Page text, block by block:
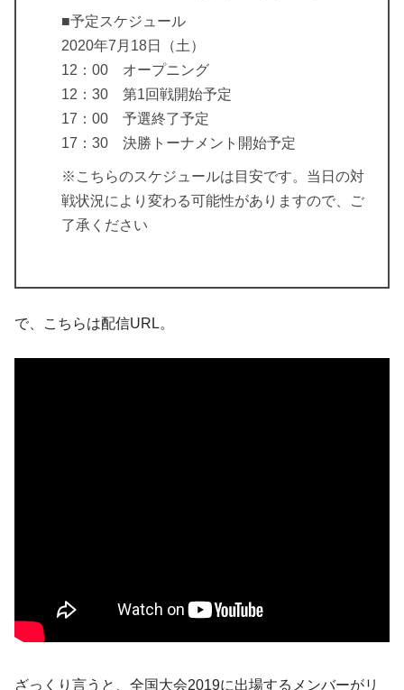
■予定スケジュール
2020年7月18日（土）
12：00 オープニング
12：30 第1回戦開始予定
17：00 予選終了予定
17：30 決勝トーナメント開始予定
※こちらのスケジュールは目安です。当日の対
戦状況により変わる可能性がありますので、ご
了承ください
で、こちらは配信URL。
ざっくり言うと、全国大会2019に出場するメンバーがリ